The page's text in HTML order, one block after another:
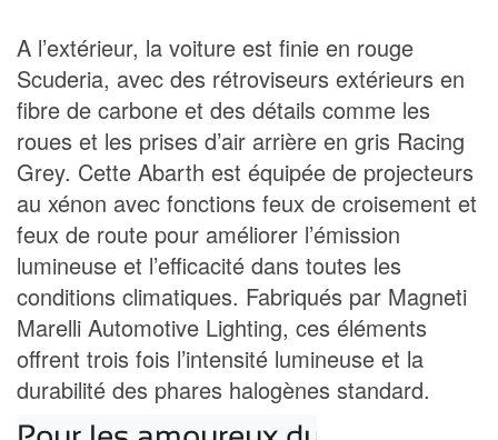
A l’extérieur, la voiture est finie en rouge
Scuderia, avec des rétroviseurs extérieurs en
fibre de carbone et des détails comme les
roues et les prises d’air arrière en gris Racing
Grey. Cette Abarth est équipée de projecteurs
au xénon avec fonctions feux de croisement et
feux de route pour améliorer l’émission
lumineuse et l’efficacité dans toutes les
conditions climatiques. Fabriqués par Magneti
Marelli Automotive Lighting, ces éléments
offrent trois fois l’intensité lumineuse et la
durabilité des phares halogènes standard.